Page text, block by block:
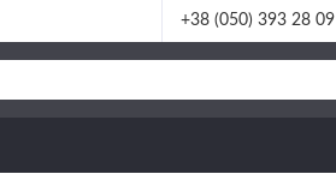
+38 (050) 393 28 09